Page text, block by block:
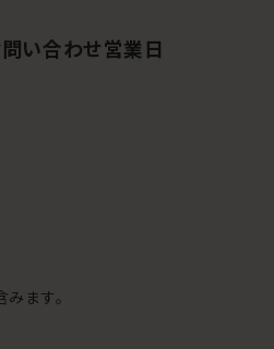
い合わせ営業日
ます。